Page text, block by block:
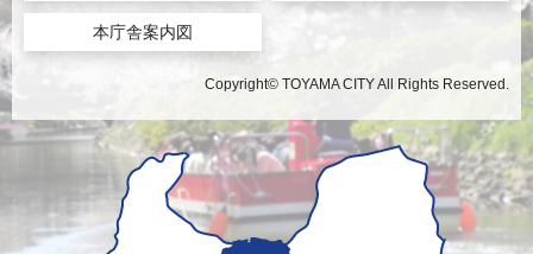
本庁舎案内図
Copyright© TOYAMA CITY All Rights Reserved.